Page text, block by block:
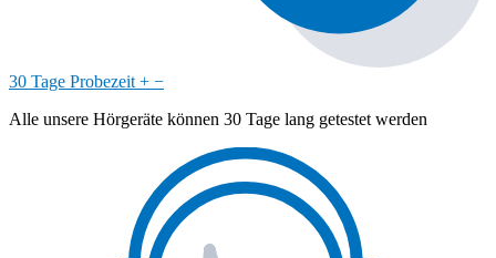
30 Tage Probezeit + −
Alle unsere Hörgeräte können 30 Tage lang getestet werden